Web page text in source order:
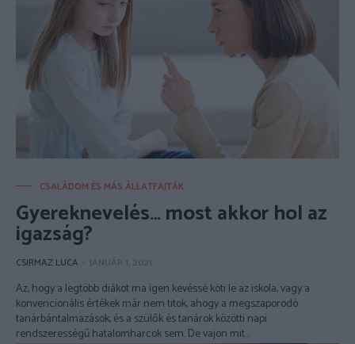
CSALÁDOM ÉS MÁS ÁLLATFAJTÁK
Gyereknevelés… most akkor hol az
igazság?
CSIRMAZ LUCA JANUÁR 1, 2021
Az, hogy a legtöbb diákot ma igen kevéssé köti le az iskola, vagy a
konvencionális értékek már nem titok, ahogy a megszaporodó
tanárbántalmazások, és a szülők és tanárok közötti napi
rendszerességű hatalomharcok sem. De vajon mit...